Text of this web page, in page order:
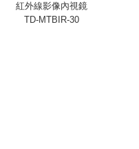
紅外線影像內視鏡
TD-MTBIR-30